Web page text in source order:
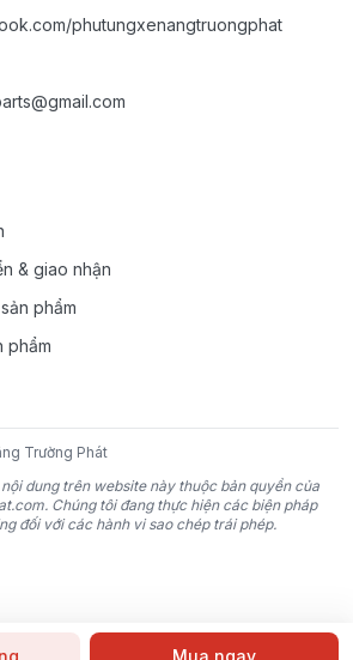
Mua ngay
phutungxenangtruongphat
& giao nhận
phẩm
phẩm
Trường Phát
dung trên website này thuộc bản quyền của
Chúng tôi đang thực hiện các biện pháp
đối với các hành vi sao chép trái phép.